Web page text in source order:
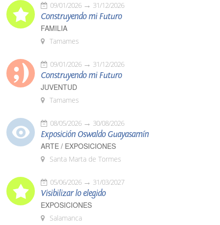
09/01/2026 31/12/2026
Construyendo mi Futuro
FAMILIA
Tamames
09/01/2026 31/12/2026
Construyendo mi Futuro
JUVENTUD
Tamames
08/05/2026 30/08/2026
Exposición Oswaldo Guayasamín
ARTE / EXPOSICIONES
Santa Marta de Tormes
05/06/2026 31/03/2027
Visibilizar lo elegido
EXPOSICIONES
Salamanca